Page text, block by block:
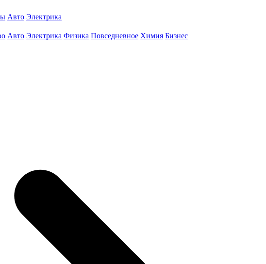
Авто Электрика
Авто Электрика Физика Повседневное Химия Бизнес